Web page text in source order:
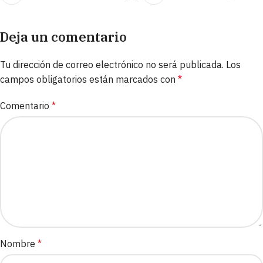
Deja un comentario
Tu dirección de correo electrónico no será publicada. Los
campos obligatorios están marcados con *
Comentario *
Nombre *